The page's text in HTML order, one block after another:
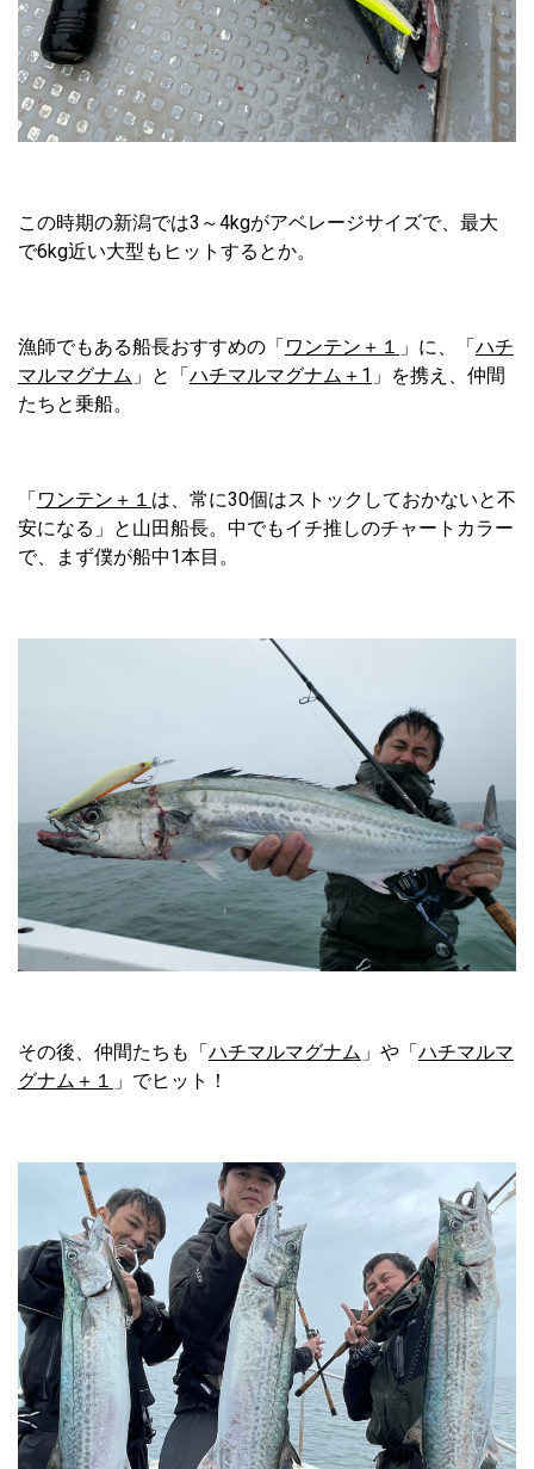
この時期の新潟では3～4kgがアベレージサイズで、最大
で6kg近い大型もヒットするとか。
漁師でもある船長おすすめの「 ワンテン＋１ 」に、「 ハチ
マルマグナム 」と「 ハチマルマグナム＋1 」を携え、仲間
たちと乗船。
「 ワンテン＋１ は、常に30個はストックしておかないと不
安になる」と山田船長。中でもイチ推しのチャートカラー
で、まず僕が船中1本目。
その後、仲間たちも「ハチマルマグナム 」や「ハチマルマ
グナム＋１ 」でヒット！